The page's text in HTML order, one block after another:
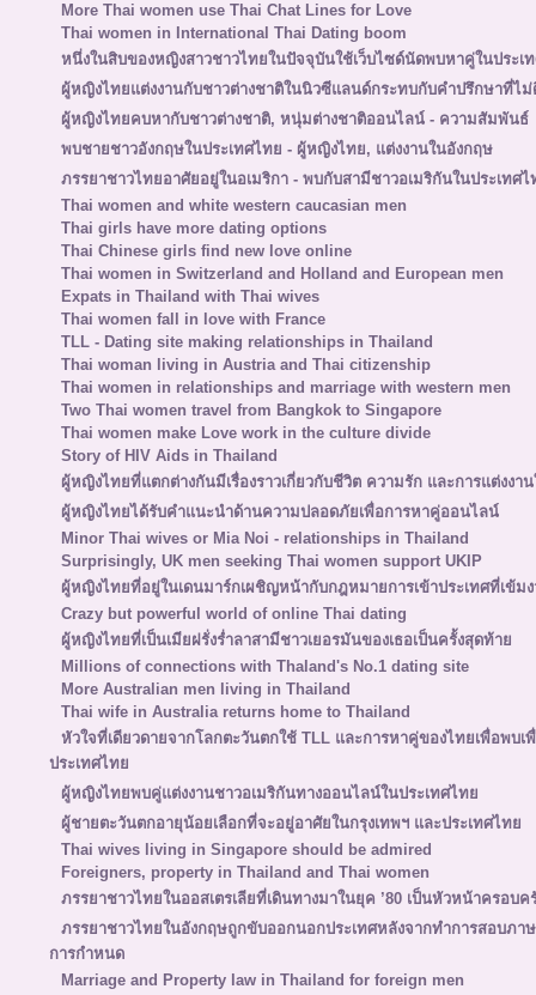
More Thai women use Thai Chat Lines for Love
Thai women in International Thai Dating boom
หนึ่งในสิบของหญิงสาวชาวไทยในปัจจุบันใช้เว็บไซด์นัดพบหาคู่ในประเ
ผู้หญิงไทยแต่งงานกับชาวต่างชาติในนิวซีแลนด์กระทบกับคำปรึกษาที่ไม่
ผู้หญิงไทยคบหากับชาวต่างชาติ, หนุ่มต่างชาติออนไลน์ - ความสัมพันธ์
พบชายชาวอังกฤษในประเทศไทย - ผู้หญิงไทย, แต่งงานในอังกฤษ
ภรรยาชาวไทยอาศัยอยู่ในอเมริกา - พบกับสามีชาวอเมริกันในประเทศไ
Thai women and white western caucasian men
Thai girls have more dating options
Thai Chinese girls find new love online
Thai women in Switzerland and Holland and European men
Expats in Thailand with Thai wives
Thai women fall in love with France
TLL - Dating site making relationships in Thailand
Thai woman living in Austria and Thai citizenship
Thai women in relationships and marriage with western men
Two Thai women travel from Bangkok to Singapore
Thai women make Love work in the culture divide
Story of HIV Aids in Thailand
ผู้หญิงไทยที่แตกต่างกันมีเรื่องราวเกี่ยวกับชีวิต ความรัก และการแต่งง
ผู้หญิงไทยได้รับคำแนะนำด้านความปลอดภัยเพื่อการหาคู่ออนไลน์
Minor Thai wives or Mia Noi - relationships in Thailand
Surprisingly, UK men seeking Thai women support UKIP
ผู้หญิงไทยที่อยู่ในเดนมาร์กเผชิญหน้ากับกฎหมายการเข้าประเทศที่เข้มง
Crazy but powerful world of online Thai dating
ผู้หญิงไทยที่เป็นเมียฝรั่งร่ำลาสามีชาวเยอรมันของเธอเป็นครั้งสุดท้าย
Millions of connections with Thaland's No.1 dating site
More Australian men living in Thailand
Thai wife in Australia returns home to Thailand
หัวใจที่เดียวดายจากโลกตะวันตกใช้ TLL และการหาคู่ของไทยเพื่อพบเ
ประเทศไทย
ผู้หญิงไทยพบคู่แต่งงานชาวอเมริกันทางออนไลน์ในประเทศไทย
ผู้ชายตะวันตกอายุน้อยเลือกที่จะอยู่อาศัยในกรุงเทพฯ และประเทศไทย
Thai wives living in Singapore should be admired
Foreigners, property in Thailand and Thai women
ภรรยาชาวไทยในออสเตรเลียที่เดินทางมาในยุค ’80 เป็นหัวหน้าครอบ
ภรรยาชาวไทยในอังกฤษถูกขับออกนอกประเทศหลังจากทำการสอบภา
การกำหนด
Marriage and Property law in Thailand for foreign men